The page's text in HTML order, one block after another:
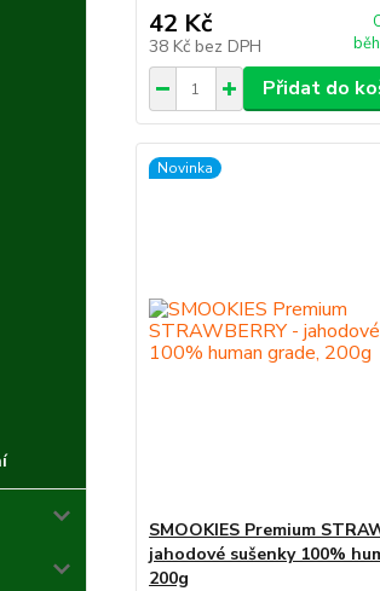
42 Kč
38 Kč bez DPH
Přidat do
Novinka
SMOOKIES Premium
jahodové sušenky 100%
200g